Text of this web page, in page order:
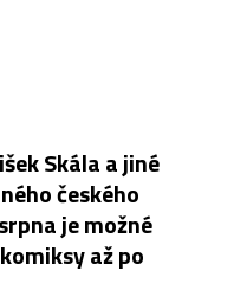
Skála a jiné
českého
je možné
až po